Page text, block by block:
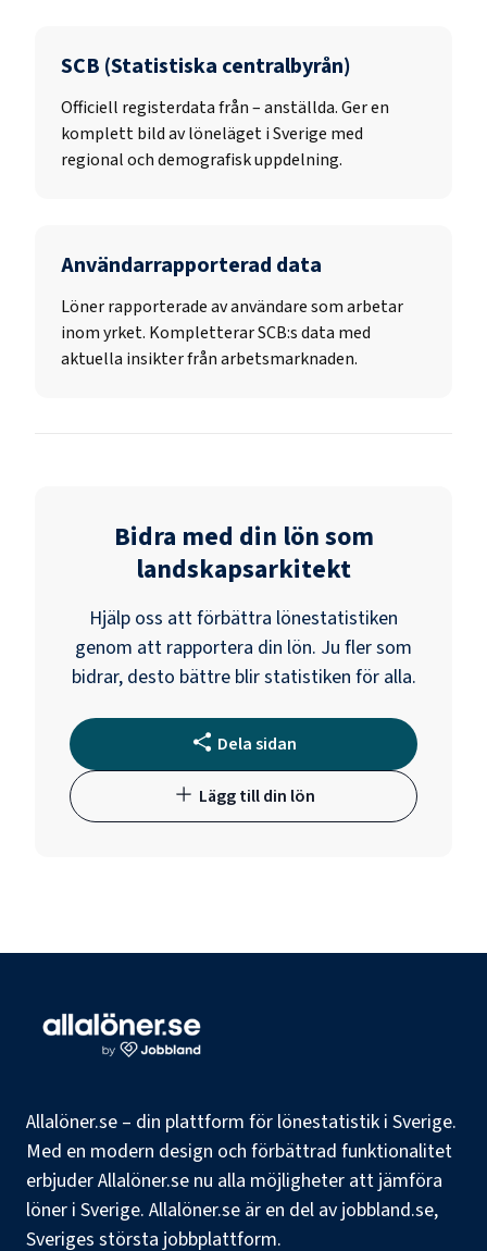
SCB (Statistiska centralbyrån)
Officiell registerdata från–anställda. Ger en
komplett bild av löneläget i Sverige med
regional och demografisk uppdelning.
Användarrapporterad data
Löner rapporterade av användare som arbetar
inom yrket. Kompletterar SCB:s data med
aktuella insikter från arbetsmarknaden.
Bidra med din lön som
landskapsarkitekt
Hjälp oss att förbättra lönestatistiken
genom att rapportera din lön. Ju fler som
bidrar, desto bättre blir statistiken för alla.
Dela sidan
Lägg till din lön
Allalöner.se – din plattform för lönestatistik i Sverige.
Med en modern design och förbättrad funktionalitet
erbjuder Allalöner.se nu alla möjligheter att jämföra
löner i Sverige. Allalöner.se är en del av jobbland.se,
Sveriges största jobbplattform.